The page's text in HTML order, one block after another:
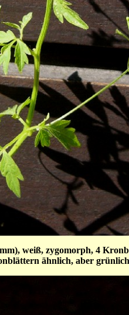
weiß, zygomorph, 4
ähnlich, aber